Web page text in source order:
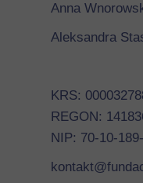
Anna
Aleksandra
KRS:
REGON:
NIP: 70-10-